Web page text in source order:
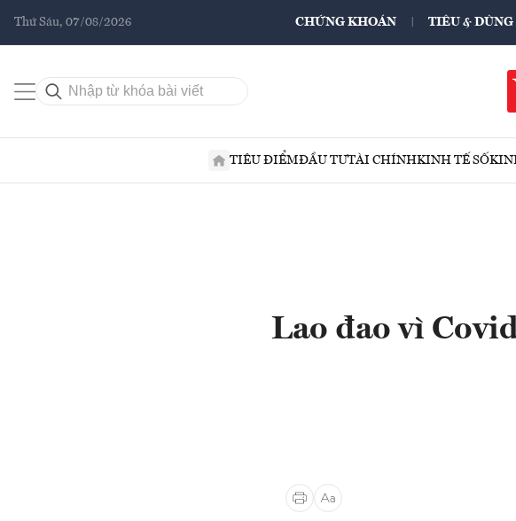
Thứ Sáu, 07/08/2026 CHỨNG KHOÁN TIÊU & DÙNG
TIÊU ĐIỂMĐẦU TƯTÀI CHÍNHKINH TẾ SỐ
Lao đao vì